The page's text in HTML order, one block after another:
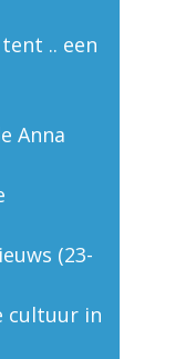
.. een
Anna
(23-
cultuur in